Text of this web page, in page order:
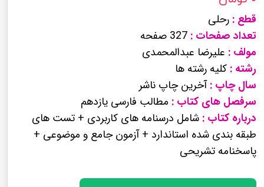
قطع : رحلی
تعداد صفحات : 327 صفحه
مولف : علیرضا عبدالمحمدی
رشته : کلیه رشته ها
سال چاپ :آخرین چاپ ناشر
سرفصل های کتاب : مطالب فارسی یازدهم
درباره کتاب : شامل درسنامه های کاربردی + تست های
طبقه بندی شده استاندارد + آزمون جامع و موضوعی +
پاسخنامه تشریحی